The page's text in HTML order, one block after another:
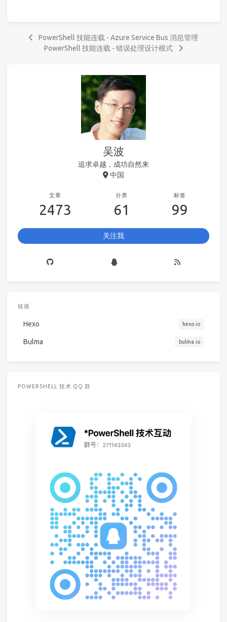
PowerShell 技能连载 - Azure Service Bus 消息管理
PowerShell 技能连载 - 错误处理设计模式
吴波
追求卓越，成功自然来
中国
文章
2473
分类
61
标签
99
关注我
链接
Hexo hexo.io
Bulma bulma.io
POWERSHELL 技术 QQ 群